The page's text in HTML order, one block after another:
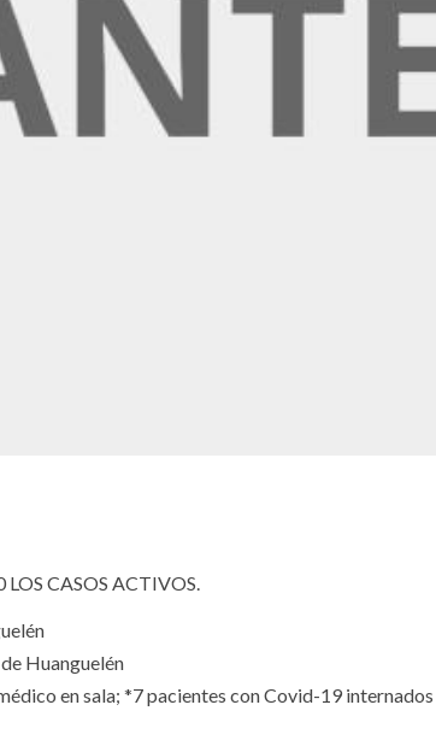
CASOS ACTIVOS.
Huanguelén
en sala; *7 pacientes con Covid-19 internados